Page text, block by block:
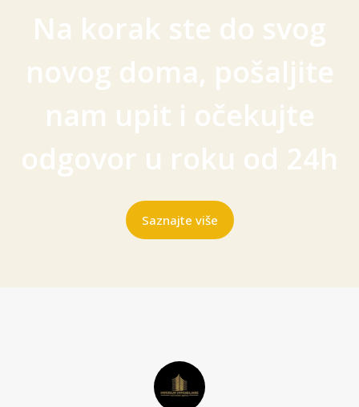
Na korak ste do svog
novog doma, pošaljite
nam upit i očekujte
odgovor u roku od 24h
Saznajte više